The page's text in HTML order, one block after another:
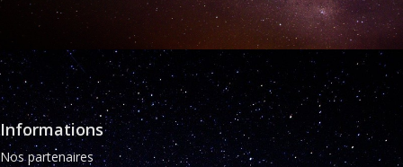
Informations
Nos partenaires